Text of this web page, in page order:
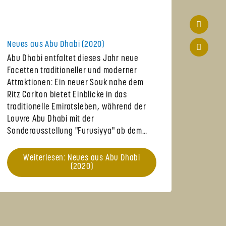
Neues aus Abu Dhabi (2020)
Abu Dhabi entfaltet dieses Jahr neue
Facetten traditioneller und moderner
Attraktionen: Ein neuer Souk nahe dem
Ritz Carlton bietet Einblicke in das
traditionelle Emiratsleben, während der
Louvre Abu Dhabi mit der
Sonderausstellung "Furusiyya" ab dem…
Weiterlesen: Neues aus Abu Dhabi
(2020)